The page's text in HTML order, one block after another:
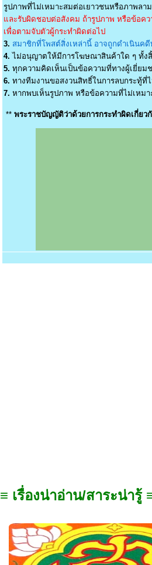
รูปภาพที่ไม่เหมาะสมต่อเยาวชนหรือภาพลา
และรับผิดชอบต่อสังคม ถ้ารูปภาพ หรือข้อค
เพื่อตามจับตัวผู้กระทำผิดต่อไป
3. สมาชิกที่โพสต์สิ่งเหล่านี้ อาจถูกดำเนินค
4. ไม่อนุญาตให้มีการโฆษณาสินค้าใด ๆ ทั้ง
5. ทุกความคิดเห็นเป็นข้อความที่ทางผู้เยี่ยม
6. ทางทีมงานขอสงวนสิทธิ์ในการลบกระทู้ที่
7. หากพบเห็นรูปภาพ หรือข้อความที่ไม่เหม
** พระราชบัญญัติว่าด้วยการกระทำผิดเกี่ย
≡ เรื่องน่าอ่าน/สาระน่ารู้